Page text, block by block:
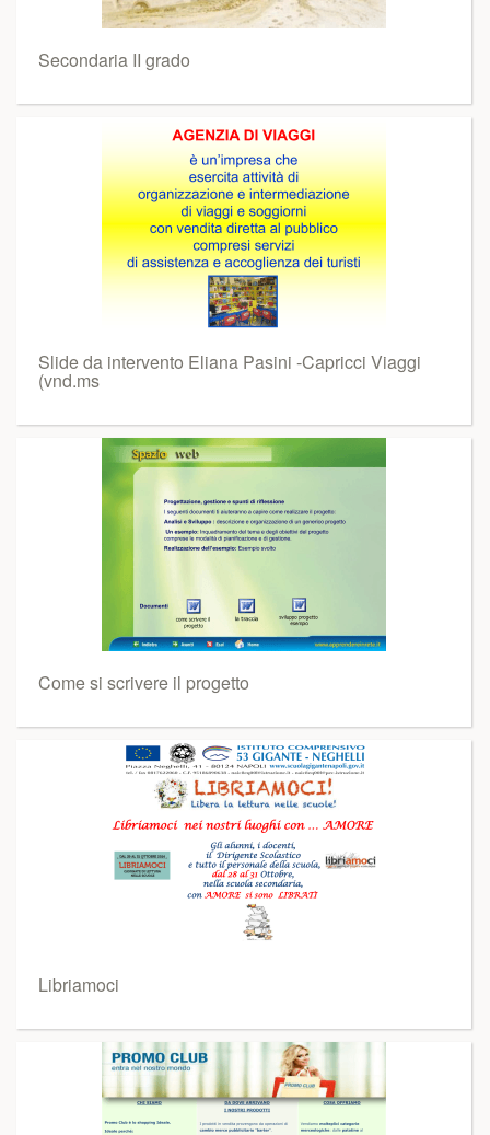
Secondaria II grado
Slide da intervento Eliana Pasini -Capricci Viaggi
(vnd.ms
Come si scrivere il progetto
Libriamoci